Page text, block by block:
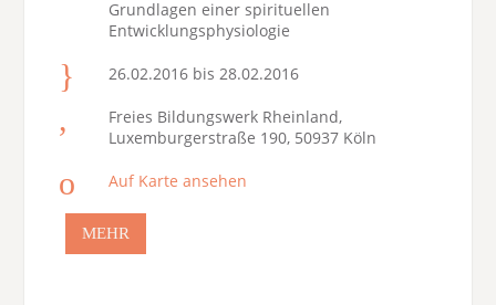
Grundlagen einer spirituellen
Entwicklungsphysiologie
26.02.2016 bis 28.02.2016
Freies Bildungswerk Rheinland,
Luxemburgerstraße 190, 50937 Köln
Auf Karte ansehen
MEHR